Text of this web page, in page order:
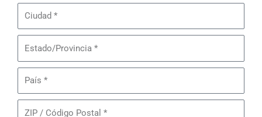
Lote#
MB28
-
Mercancía
Mixta
de
Envío